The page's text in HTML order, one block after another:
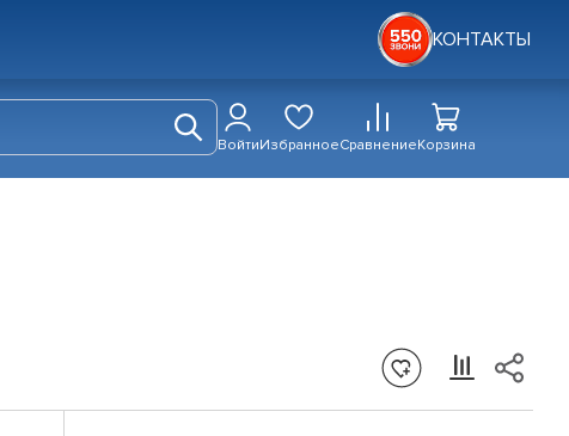
КОНТАКТЫ
ВойтиИзбранноеСравнениеКорзина